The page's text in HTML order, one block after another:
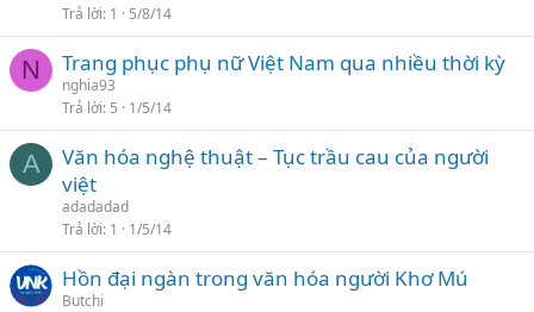
Trả lời 1 5/8/14
N Trang phục phụ nữ Việt Nam qua nhiều thời kỳ
nghia93
Trả lời 5 1/5/14
A
Văn hóa nghệ thuật – Tục trầu cau của người
việt
adadadad
Trả lời 1 1/5/14
Hồn đại ngàn trong văn hóa người Khơ Mú
Butchi